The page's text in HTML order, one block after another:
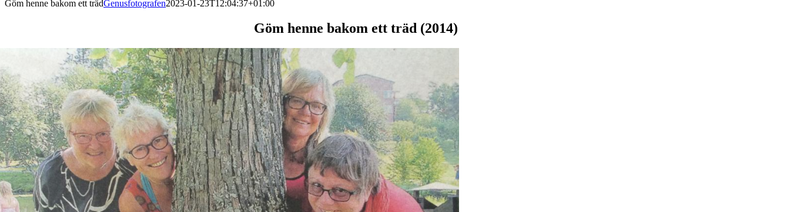
Göm henne bakom ett trädGenusfotografen2023-01-23T12:04:37+01:00
Göm henne bakom ett träd (2014)